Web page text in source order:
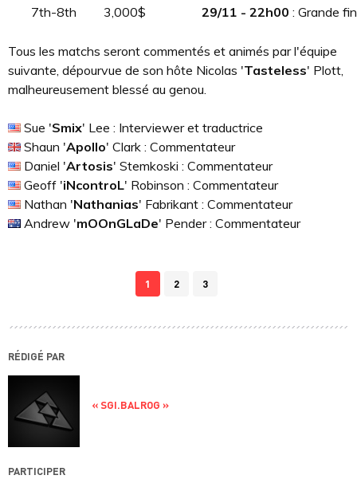
7th-8th 3,000$ 29/11 - 22h00 : Grande
Tous les matchs seront commentés et animés par l'équipe
suivante, dépourvue de son hôte Nicolas 'Tasteless' Plott,
malheureusement blessé au genou.
Sue 'Smix' Lee : Interviewer et traductrice
Shaun 'Apollo' Clark : Commentateur
Daniel 'Artosis' Stemkoski : Commentateur
Geoff 'iNcontroL' Robinson : Commentateur
Nathan 'Nathanias' Fabrikant : Commentateur
Andrew 'mOOnGLaDe' Pender : Commentateur
1 2 3
RÉDIGÉ PAR
« SGI.BALROG »
PARTICIPER